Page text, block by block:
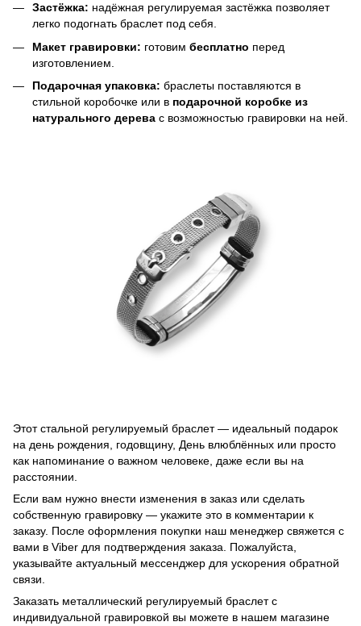
Застёжка: надёжная регулируемая застёжка позволяет
легко подогнать браслет под себя.
Макет гравировки: готовим бесплатно перед
изготовлением.
Подарочная упаковка: браслеты поставляются в
стильной коробочке или в подарочной коробке из
натурального дерева с возможностью гравировки на ней.
Этот стальной регулируемый браслет — идеальный подарок
на день рождения, годовщину, День влюблённых или просто
как напоминание о важном человеке, даже если вы на
расстоянии.
Если вам нужно внести изменения в заказ или сделать
собственную гравировку — укажите это в комментарии к
заказу. После оформления покупки наш менеджер свяжется с
вами в Viber для подтверждения заказа. Пожалуйста,
указывайте актуальный мессенджер для ускорения обратной
связи.
Заказать металлический регулируемый браслет с
индивидуальной гравировкой вы можете в нашем магазине